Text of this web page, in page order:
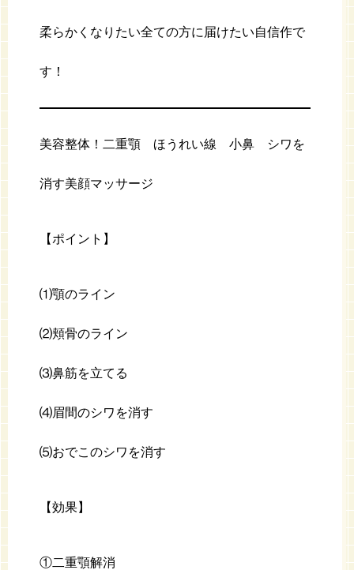
柔らかくなりたい全ての方に届けたい自信作で
す！
美容整体！二重顎 ほうれい線 小鼻 シワを
消す美顔マッサージ
【ポイント】
⑴顎のライン
⑵頬骨のライン
⑶鼻筋を立てる
⑷眉間のシワを消す
⑸おでこのシワを消す
【効果】
①二重顎解消